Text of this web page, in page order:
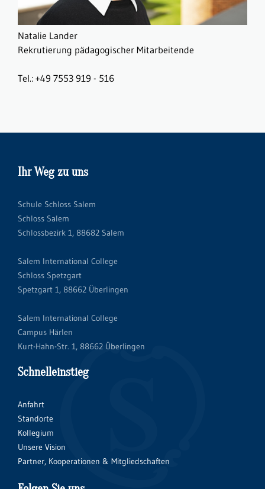
Natalie Lander
Rekrutierung pädagogischer Mitarbeitende
Tel.: +49 7553 919 - 516
Ihr Weg zu uns
Schule Schloss Salem
Schloss Salem
Schlossbezirk 1, 88682 Salem
Salem International College
Schloss Spetzgart
Spetzgart 1, 88662 Überlingen
Salem International College
Campus Härlen
Kurt-Hahn-Str. 1, 88662 Überlingen
Schnelleinstieg
Anfahrt
Standorte
Kollegium
Unsere Vision
Partner, Kooperationen & Mitgliedschaften